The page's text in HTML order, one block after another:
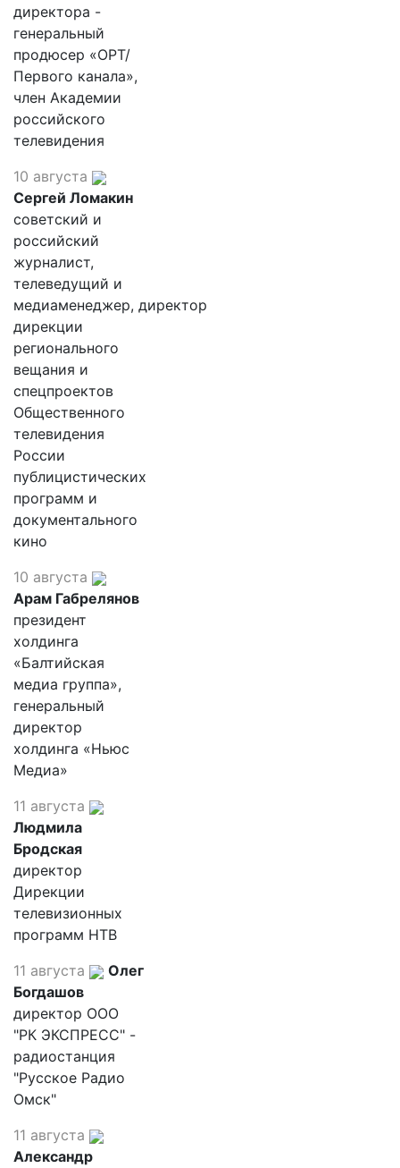
директора -
генеральный
продюсер «ОРТ/
Первого канала»,
член Академии
российского
телевидения
10 августа
Сергей Ломакин
советский и
российский
журналист,
телеведущий и
медиаменеджер, директор
дирекции
регионального
вещания и
спецпроектов
Общественного
телевидения
России
публицистических
программ и
документального
кино
10 августа
Арам Габрелянов
президент
холдинга
«Балтийская
медиа группа»,
генеральный
директор
холдинга «Ньюс
Медиа»
11 августа
Людмила
Бродская
директор
Дирекции
телевизионных
программ НТВ
11 августа
Олег
Богдашов
директор ООО
"РК ЭКСПРЕСС" -
радиостанция
"Русское Радио
Омск"
11 августа
Александр